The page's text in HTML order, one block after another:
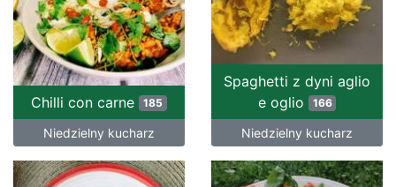
Spaghetti z dyni aglio
e oglio
166
Niedzielny kucharz
Chilli con carne 185
Niedzielny kucharz